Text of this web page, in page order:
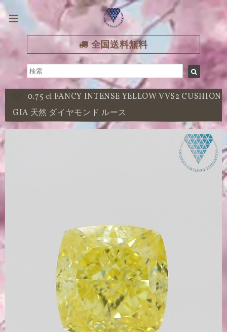
全国送料無料
0.75 ct FANCY INTENSE YELLOW VVS2 CUSHION
GIA 天然 ダイヤモンド ルース